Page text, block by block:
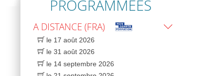
PROGRAMMÉES
A DISTANCE (FRA)
le 17 août 2026
le 31 août 2026
le 14 septembre 2026